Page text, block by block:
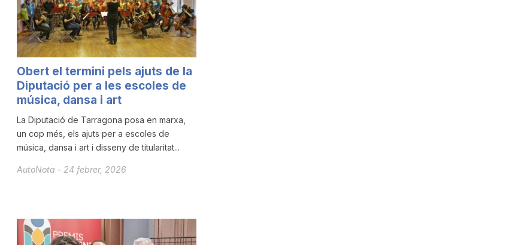
Obert el termini pels ajuts de la
Diputació per a les escoles de
música, dansa i art
La Diputació de Tarragona posa en marxa,
un cop més, els ajuts per a escoles de
música, dansa i art i disseny de titularitat...
AutoNota - 24 febrer, 2026